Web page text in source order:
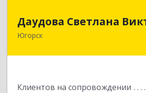
Даудова Светлана
Югорск
Клиентов на сопровождении